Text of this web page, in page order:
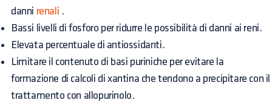
danni renali .
Bassi livelli di fosforo per ridurre le possibilità di danni ai reni.
Elevata percentuale di antiossidanti.
Limitare il contenuto di basi puriniche per evitare la
formazione di calcoli di xantina che tendono a precipitare con il
trattamento con allopurinolo.